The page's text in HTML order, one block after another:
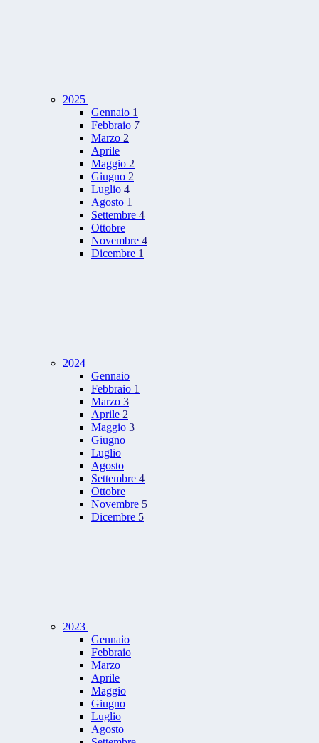
2025
Gennaio 1
Febbraio 7
Marzo 2
Aprile
Maggio 2
Giugno 2
Luglio 4
Agosto 1
Settembre 4
Ottobre
Novembre 4
Dicembre 1
2024
Gennaio
Febbraio 1
Marzo 3
Aprile 2
Maggio 3
Giugno
Luglio
Agosto
Settembre 4
Ottobre
Novembre 5
Dicembre 5
2023
Gennaio
Febbraio
Marzo
Aprile
Maggio
Giugno
Luglio
Agosto